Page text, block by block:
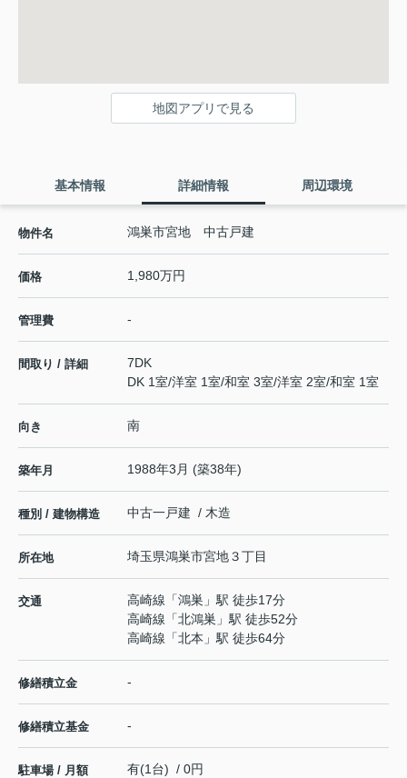
地図アプリで見る
基本情報 詳細情報 周辺環境
物件名 鴻巣市宮地 中古戸建
価格 1,980万円
管理費 -
間取り / 詳細
7DK
DK 1室/洋室 1室/和室 3室/洋室 2室/和室 1室
向き 南
築年月 1988年3月 (築38年)
種別 / 建物構造 中古一戸建 / 木造
所在地 埼玉県鴻巣市宮地３丁目
交通 高崎線 「鴻巣 」駅 徒歩17分
高崎線 「北鴻巣 」駅 徒歩52分
高崎線 「北本 」駅 徒歩64分
修繕積立金 -
修繕積立基金 -
駐車場 / 月額 有(1台) / 0円